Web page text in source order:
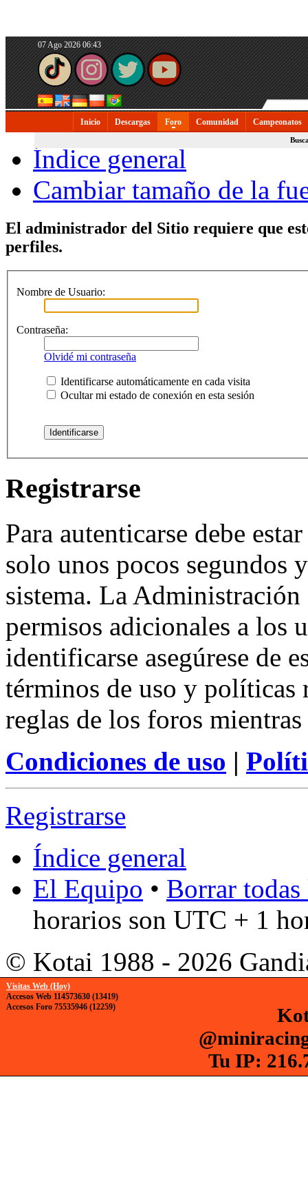
07 Ago 2026 06:43
Inicio Descargas Foro Comunidad Campeonatos
Índice general
Cambiar tamaño de la
El administrador del Sitio requiere que
perfiles.
Nombre de Usuario:
Contraseña:
Olvidé mi contraseña
Identificarse automáticamente en cada visita
Ocultar mi estado de conexión en esta sesión
Registrarse
Para autenticarse debe
solo unos pocos segundos
sistema. La
permisos adicionales a los
identificarse asegúrese de
términos de uso y políticas
reglas de los foros
Condiciones de uso |
Registrarse
Índice general
El Equipo • Borrar
horarios son UTC + 1
© Kotai 1988 - 2026
Visitas Web (Hoy)
Accesos Web 114573630 (13419)
Accesos Foro 75535946 (12259)
Tu IP: